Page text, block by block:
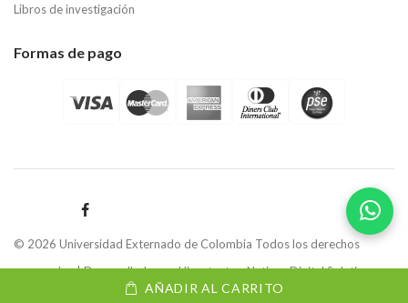
AÑADIR AL CARRITO
Libros de investigación
Formas de pago
© 2026 Universidad Externado de Colombia Todos los derechos
reservados | Desarrollado porHipertexto - Netizen Digital Solutions.